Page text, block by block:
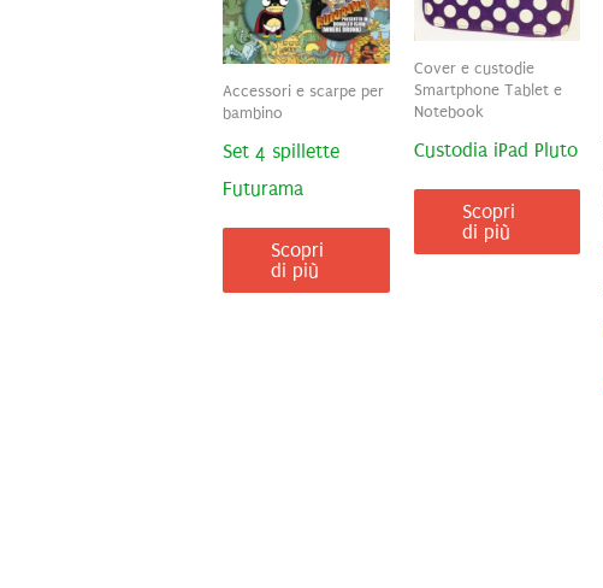
Accessori e scarpe per
bambino
Set 4 spillette
Futurama
Scopri
di più
Cover e custodie
Smartphone Tablet e
Notebook
Custodia iPad Pluto
Scopri
di più